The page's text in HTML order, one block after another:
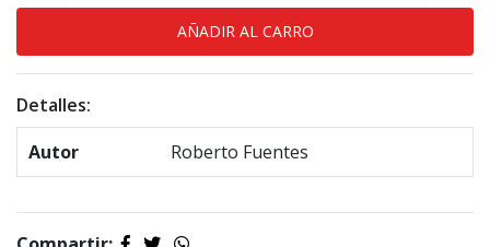
Detalles:
Autor
Roberto Fuentes